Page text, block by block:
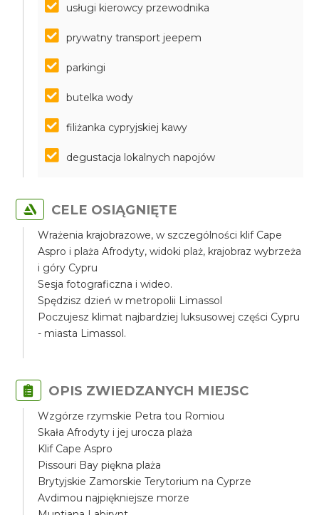
usługi kierowcy przewodnika
prywatny transport jeepem
parkingi
butelka wody
filiżanka cypryjskiej kawy
degustacja lokalnych napojów
CELE OSIĄGNIĘTE
Wrażenia krajobrazowe, w szczególności klif Cape
Aspro i plaża Afrodyty, widoki plaż, krajobraz wybrzeża
i góry Cypru
Sesja fotograficzna i wideo.
Spędzisz dzień w metropolii Limassol
Poczujesz klimat najbardziej luksusowej części Cypru
- miasta Limassol.
OPIS ZWIEDZANYCH MIEJSC
Wzgórze rzymskie Petra tou Romiou
Skała Afrodyty i jej urocza plaża
Klif Cape Aspro
Pissouri Bay piękna plaża
Brytyjskie Zamorskie Terytorium na Cyprze
Avdimou najpiękniejsze morze